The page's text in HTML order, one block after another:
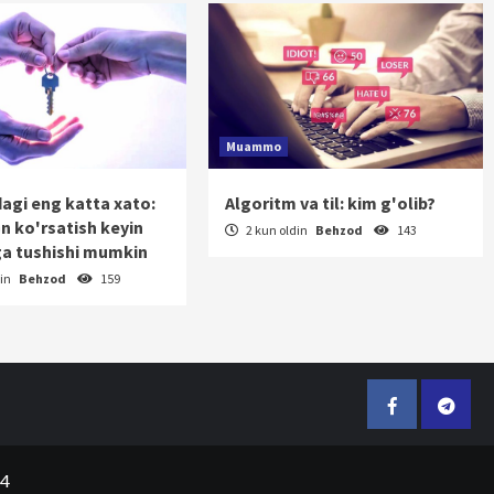
eng katta xato:
ko'rsatish keyin
tushishi mumkin
Behzod 159
Muammo
Algoritm va til: kim g'olib?
2 kun oldin Behzod 143
Facebook